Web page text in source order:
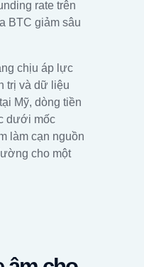
rate trên
BTC giảm sâu
chịu áp lực
trị và dữ liệu
Mỹ, dòng tiền
dưới mốc
làm cạn nguồn
cho một